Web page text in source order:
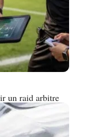
un raid arbitre